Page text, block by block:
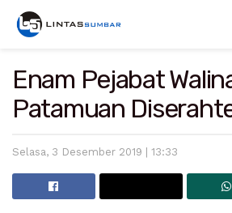
Enam Pejabat
Patamuan
Selasa, 3 Desember 2019 | 13:33